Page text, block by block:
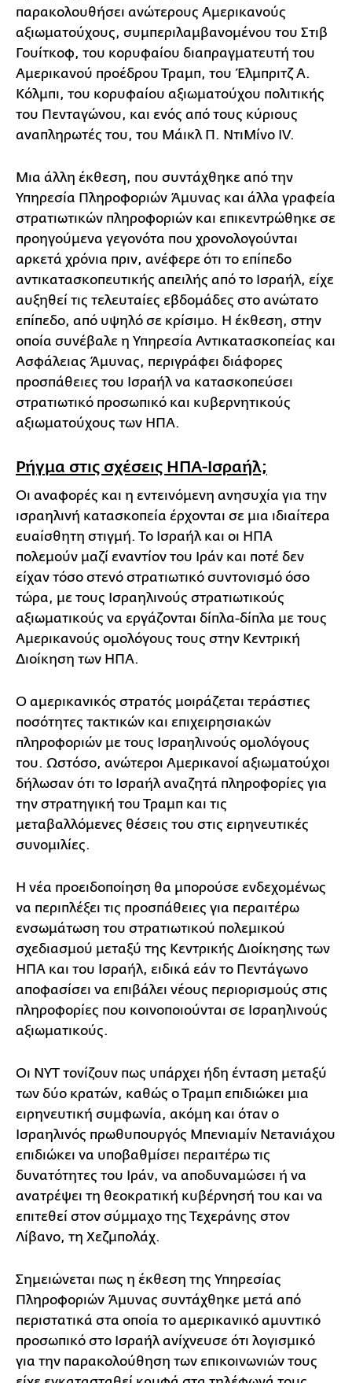
παρακολουθήσει ανώτερους Αμερικανούς
αξιωματούχους, συμπεριλαμβανομένου του Στιβ
Γουίτκοφ, του κορυφαίου διαπραγματευτή του
Αμερικανού προέδρου Τραμπ, του Έλμπριτζ Α.
Κόλμπι, του κορυφαίου αξιωματούχου πολιτικής
του Πενταγώνου, και ενός από τους κύριους
αναπληρωτές του, του Μάικλ Π. ΝτιΜίνο IV.
Μια άλλη έκθεση, που συντάχθηκε από την
Υπηρεσία Πληροφοριών Άμυνας και άλλα γραφεία
στρατιωτικών πληροφοριών και επικεντρώθηκε σε
προηγούμενα γεγονότα που χρονολογούνται
αρκετά χρόνια πριν, ανέφερε ότι το επίπεδο
αντικατασκοπευτικής απειλής από το Ισραήλ, είχε
αυξηθεί τις τελευταίες εβδομάδες στο ανώτατο
επίπεδο, από υψηλό σε κρίσιμο. Η έκθεση, στην
οποία συνέβαλε η Υπηρεσία Αντικατασκοπείας και
Ασφάλειας Άμυνας, περιγράφει διάφορες
προσπάθειες του Ισραήλ να κατασκοπεύσει
στρατιωτικό προσωπικό και κυβερνητικούς
αξιωματούχους των ΗΠΑ.
Ρήγμα στις σχέσεις ΗΠΑ-Ισραήλ;
Οι αναφορές και η εντεινόμενη ανησυχία για την
ισραηλινή κατασκοπεία έρχονται σε μια ιδιαίτερα
ευαίσθητη στιγμή. Το Ισραήλ και οι ΗΠΑ
πολεμούν μαζί εναντίον του Ιράν και ποτέ δεν
είχαν τόσο στενό στρατιωτικό συντονισμό όσο
τώρα, με τους Ισραηλινούς στρατιωτικούς
αξιωματικούς να εργάζονται δίπλα-δίπλα με τους
Αμερικανούς ομολόγους τους στην Κεντρική
Διοίκηση των ΗΠΑ.
Ο αμερικανικός στρατός μοιράζεται τεράστιες
ποσότητες τακτικών και επιχειρησιακών
πληροφοριών με τους Ισραηλινούς ομολόγους
του. Ωστόσο, ανώτεροι Αμερικανοί αξιωματούχοι
δήλωσαν ότι το Ισραήλ αναζητά πληροφορίες για
την στρατηγική του Τραμπ και τις
μεταβαλλόμενες θέσεις του στις ειρηνευτικές
συνομιλίες.
Η νέα προειδοποίηση θα μπορούσε ενδεχομένως
να περιπλέξει τις προσπάθειες για περαιτέρω
ενσωμάτωση του στρατιωτικού πολεμικού
σχεδιασμού μεταξύ της Κεντρικής Διοίκησης των
ΗΠΑ και του Ισραήλ, ειδικά εάν το Πεντάγωνο
αποφασίσει να επιβάλει νέους περιορισμούς στις
πληροφορίες που κοινοποιούνται σε Ισραηλινούς
αξιωματικούς.
Οι NYT τονίζουν πως υπάρχει ήδη ένταση μεταξύ
των δύο κρατών, καθώς ο Τραμπ επιδιώκει μια
ειρηνευτική συμφωνία, ακόμη και όταν ο
Ισραηλινός πρωθυπουργός Μπενιαμίν Νετανιάχου
επιδιώκει να υποβαθμίσει περαιτέρω τις
δυνατότητες του Ιράν, να αποδυναμώσει ή να
ανατρέψει τη θεοκρατική κυβέρνησή του και να
επιτεθεί στον σύμμαχο της Τεχεράνης στον
Λίβανο, τη Χεζμπολάχ.
Σημειώνεται πως η έκθεση της Υπηρεσίας
Πληροφοριών Άμυνας συντάχθηκε μετά από
περιστατικά στα οποία το αμερικανικό αμυντικό
προσωπικό στο Ισραήλ ανίχνευσε ότι λογισμικό
για την παρακολούθηση των επικοινωνιών τους